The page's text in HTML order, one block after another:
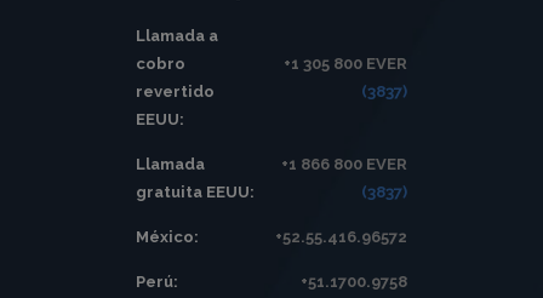
Llamada a
cobro
revertido
EEUU:
+1 305 800 EVER
(3837)
Llamada
gratuita EEUU:
+1 866 800 EVER
(3837)
México: +52.55.416.96572
Perú: +51.1700.9758